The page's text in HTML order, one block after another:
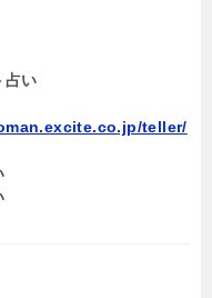
占い
teller/